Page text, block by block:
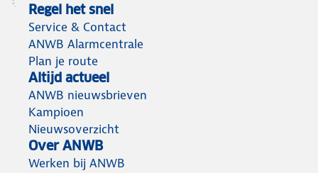
Regel het snel
Service & Contact
ANWB Alarmcentrale
Plan je route
Altijd actueel
ANWB nieuwsbrieven
Kampioen
Nieuwsoverzicht
Over ANWB
Werken bij ANWB